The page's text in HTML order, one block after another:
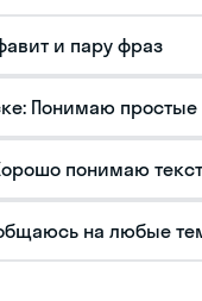
профессий и
поражены,
отнеслись к
«Coffee Break
и пару фраз
Понимаю
понимаю
на любые